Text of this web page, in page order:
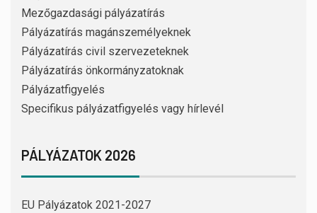
Mezőgazdasági pályázatírás
Pályázatírás magánszemélyeknek
Pályázatírás civil szervezeteknek
Pályázatírás önkormányzatoknak
Pályázatfigyelés
Specifikus pályázatfigyelés vagy hírlevél
PÁLYÁZATOK 2026
EU Pályázatok 2021-2027